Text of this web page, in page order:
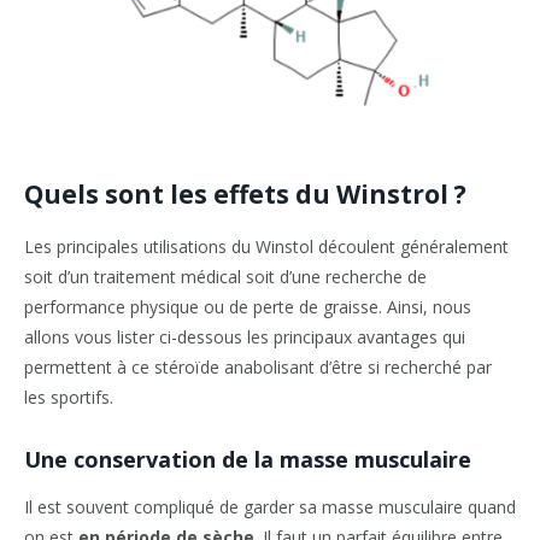
Quels sont les effets du Winstrol ?
Les principales utilisations du Winstol découlent généralement
soit d’un traitement médical soit d’une recherche de
performance physique ou de perte de graisse. Ainsi, nous
allons vous lister ci-dessous les principaux avantages qui
permettent à ce stéroïde anabolisant d’être si recherché par
les sportifs.
Une conservation de la masse musculaire
Il est souvent compliqué de garder sa masse musculaire quand